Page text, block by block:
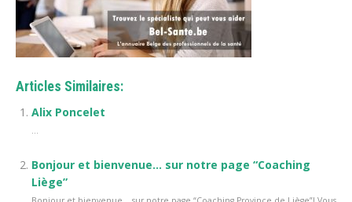
Articles Similaires:
Alix Poncelet
...
Bonjour et bienvenue… sur notre page “Coaching
Liège”